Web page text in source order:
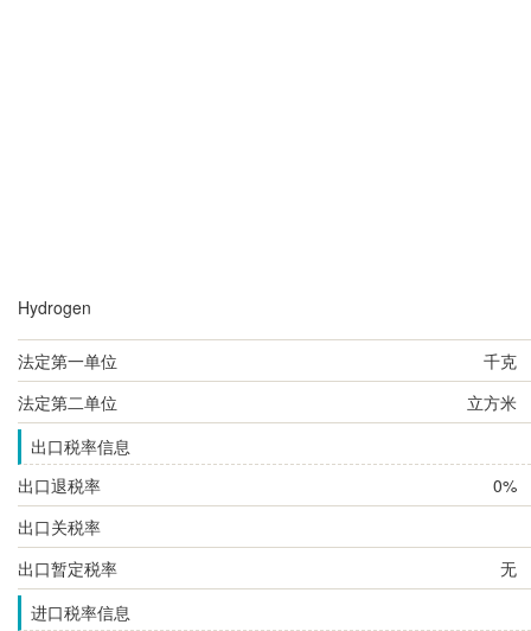
Hydrogen
法定第一单位
千克
法定第二单位
立方米
出口税率信息
出口退税率
0%
出口关税率
出口暂定税率
无
进口税率信息